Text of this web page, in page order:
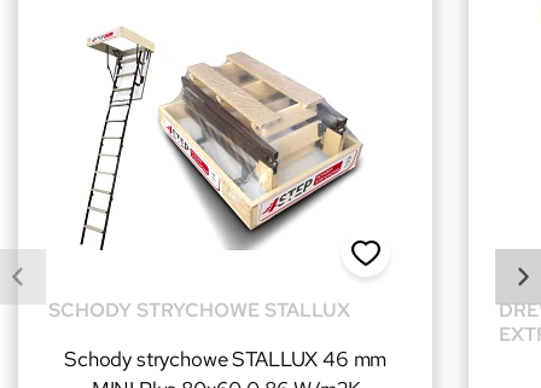
SCHODY STRYCHOWE STALLUX
Schody strychowe STALLUX 46 mm